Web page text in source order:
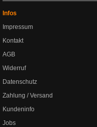
Infos
Impressum
Kontakt
AGB
Widerruf
Datenschutz
Zahlung / Versand
Kundeninfo
Jobs